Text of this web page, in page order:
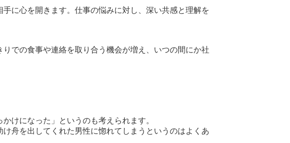
に心を開きます。仕事の悩みに対し、深い共感と理解を
での食事や連絡を取り合う機会が増え、いつの間にか社
けになった」というのも考えられます。
舟を出してくれた男性に惚れてしまうというのはよくあ